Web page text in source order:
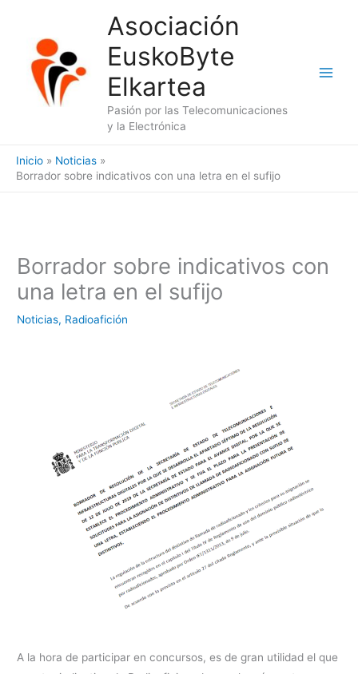
contenido
Asociación
EuskoByte
Elkartea
Pasión por las Telecomunicaciones
y la Electrónica
Inicio
Noticias
Borrador sobre indicativos con una letra en el sufijo
Borrador sobre indicativos con
una letra en el sufijo
Noticias, Radioafición
A la hora de participar en concursos, es de gran utilidad el que